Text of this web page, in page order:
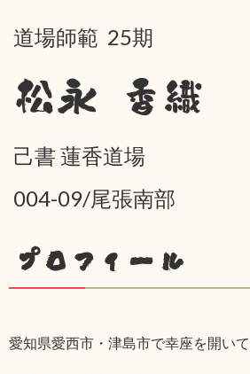
道場師範 25期
松永 香織
己書 蓮香道場
004-09/尾張南部
プロフィール
愛知県愛西市・津島市で幸座を開いて